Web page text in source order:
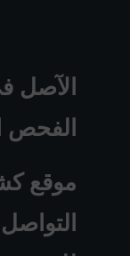
الآصل
الفحص
موقع